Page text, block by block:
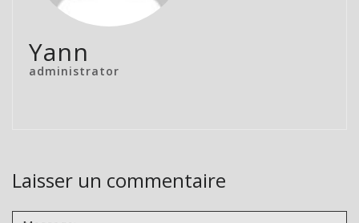
Yann
administrator
Laisser un commentaire